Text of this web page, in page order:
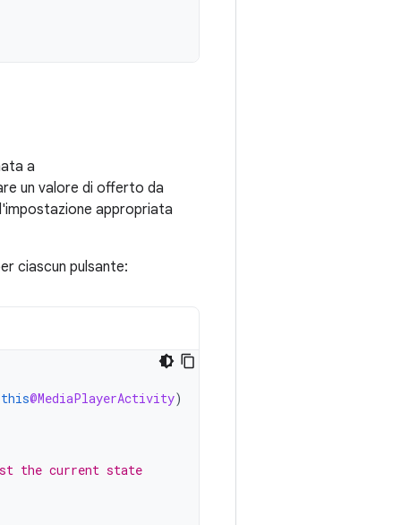
a
un valore di offerto da
appropriata
ciascun pulsante:
this@MediaPlayerActivity)
the current state